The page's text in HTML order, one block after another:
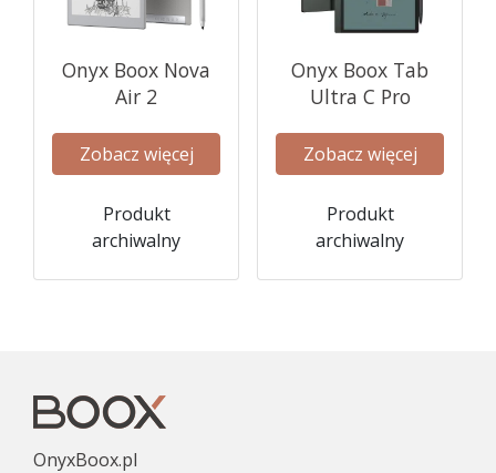
Onyx Boox Nova
Air 2
Zobacz więcej
Produkt
archiwalny
Onyx Boox Tab
Ultra C Pro
Zobacz więcej
Produkt
archiwalny
OnyxBoox.pl